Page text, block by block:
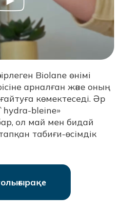
Biolane өнімі
арналған және оның
көмектеседі. Әр
bleine»
ол май мен бидай
табиғи-өсімдік